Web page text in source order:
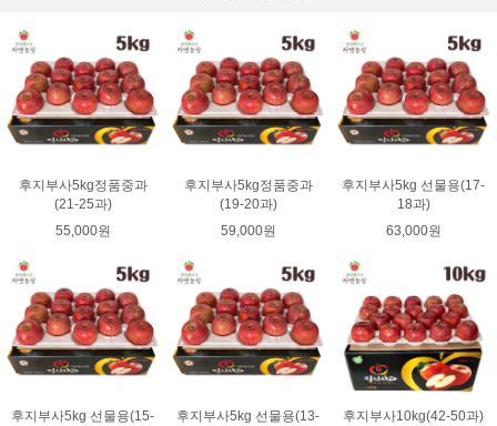
후지부사5kg정품중과
(21-25과)
55,000원
후지부사5kg정품중과
(19-20과)
59,000원
후지부사5kg 선물용(17-
18과)
63,000원
후지부사5kg 선물용(15-
후지부사5kg 선물용(13-
후지부사10kg(42-50과)